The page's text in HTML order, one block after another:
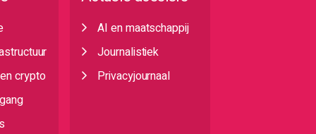
crypto
AI en maatschappij
Journalistiek
Privacyjournaal